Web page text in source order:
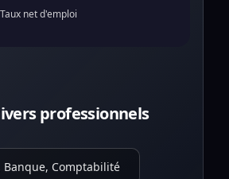
Taux net d'emploi
professionnels
Banque, Comptabilité